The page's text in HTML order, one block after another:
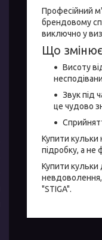
Професійний
брендовому
виключно у
Що змінює
Висоту
Звук під
це чудово
Купити кульки
підробку, а не
Купити кульки
невдоволення,
"STIGA".